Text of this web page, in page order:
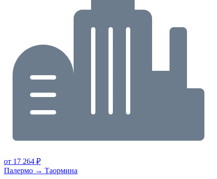
от 17 264 ₽
Палермо → Таормина